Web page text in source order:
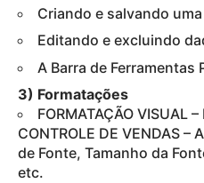
Criando e salvando
Editando e excluindo
A Barra de Ferramentas
3) Formatações
FORMATAÇÃO VISUAL
CONTROLE DE VENDAS
de Fonte, Tamanho da
etc.